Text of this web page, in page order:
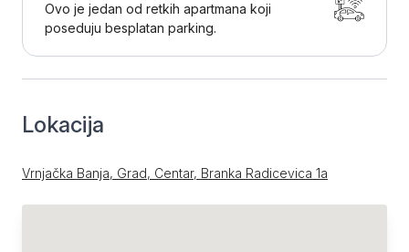
Ovo je jedan od retkih apartmana koji
poseduju besplatan parking.
Lokacija
Vrnjačka Banja, Grad, Centar, Branka Radicevica 1a